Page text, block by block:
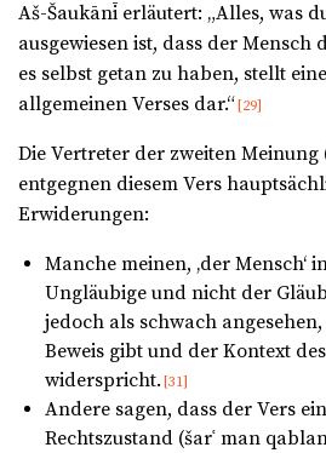
Aš-Šaukānī erläutert: „Alles, was
ausgewiesen ist, dass der
es selbst getan zu haben, stellt
allgemeinen Verses dar.“ [29]
Die Vertreter der zweiten
entgegnen diesem Vers
Erwiderungen:
Manche meinen, ‚der Mensch‘
Ungläubige und nicht der
jedoch als schwach
Beweis gibt und der Kontext
widerspricht. [31]
Andere sagen, dass der Vers
Rechtszustand (šarʿ man